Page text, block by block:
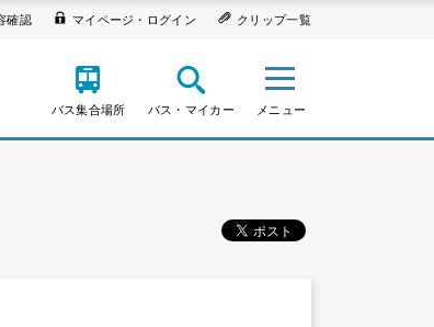
確認 マイページ・ログイン クリップ一覧
バス集合場所 バス・マイカー メニュー